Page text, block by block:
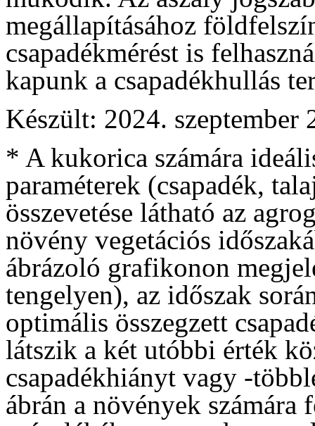
megállapításához
csapadékmérést is
kapunk a csapadékhullás
Készült: 2024. szeptember
* A kukorica számára
paraméterek (csapadék,
összevetése látható az
növény vegetációs
ábrázoló grafikonon
tengelyen), az időszak
optimális összegzett
látszik a két utóbbi érték
csapadékhiányt vagy -
ábrán a növények számára